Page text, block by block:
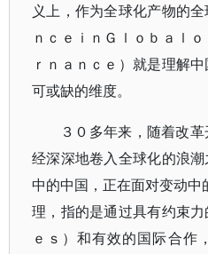
义上，作为全球化产物的
ｎｃｅｉｎＧｌｏｂａｌ
ｒｎａｎｃｅ）就是理解
可或缺的维度。
３０多年来，随着改
经深深地卷入全球化的浪
中的中国，正在面对变动中
理，指的是通过具有约束
ｅｓ）和有效的国际合作